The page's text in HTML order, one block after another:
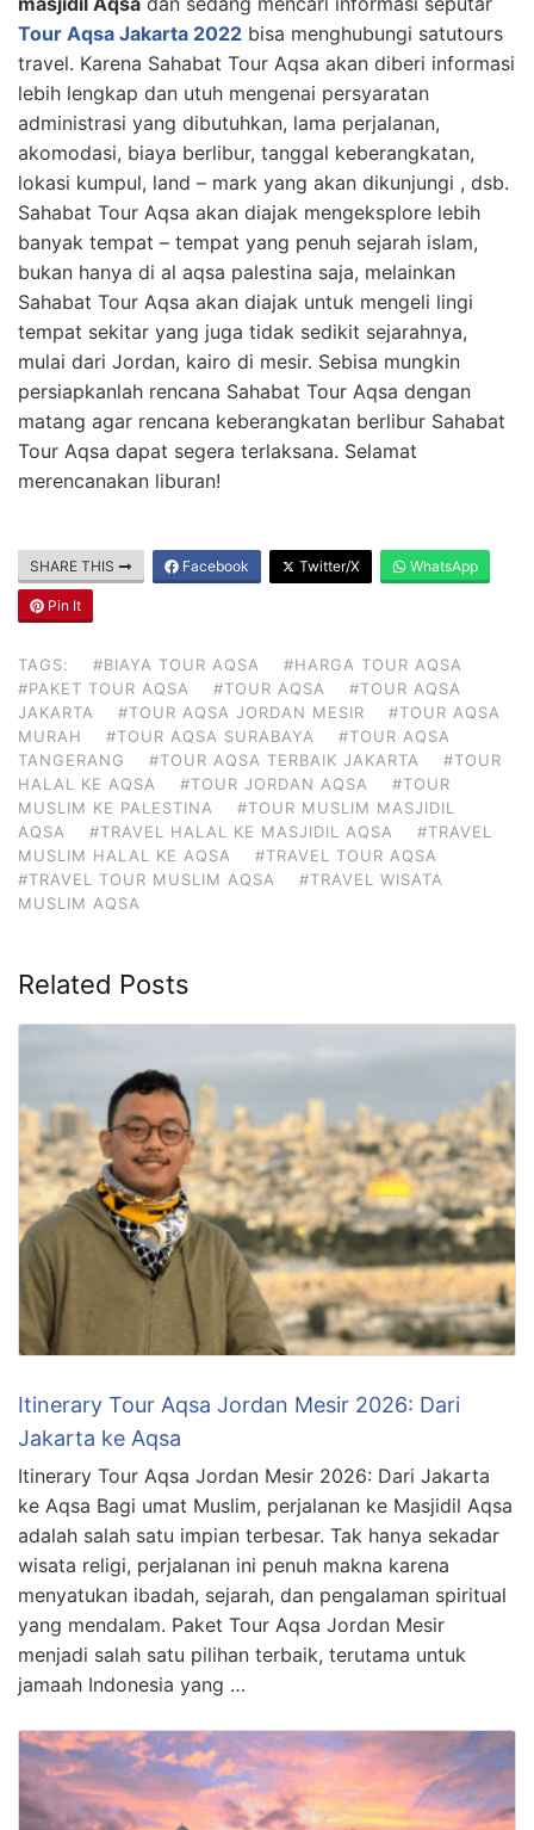
Tour Aqsa Jakarta 2022 bisa menghubungi satutours
travel. Karena Sahabat Tour Aqsa akan diberi informasi
lebih lengkap dan utuh mengenai persyaratan
administrasi yang dibutuhkan, lama perjalanan,
akomodasi, biaya berlibur, tanggal keberangkatan,
lokasi kumpul, land – mark yang akan dikunjungi , dsb.
Sahabat Tour Aqsa akan diajak mengeksplore lebih
banyak tempat – tempat yang penuh sejarah islam,
bukan hanya di al aqsa palestina saja, melainkan
Sahabat Tour Aqsa akan diajak untuk mengeli lingi
tempat sekitar yang juga tidak sedikit sejarahnya,
mulai dari Jordan, kairo di mesir. Sebisa mungkin
persiapkanlah rencana Sahabat Tour Aqsa dengan
matang agar rencana keberangkatan berlibur Sahabat
Tour Aqsa dapat segera terlaksana. Selamat
merencanakan liburan!
SHARE THIS Facebook Twitter/X WhatsApp
Pin It
TAGS: #BIAYA TOUR AQSA
#HARGA TOUR AQSA
#PAKET TOUR AQSA
#TOUR AQSA
#TOUR AQSA
JAKARTA
#TOUR AQSA JORDAN MESIR
#TOUR AQSA
MURAH
#TOUR AQSA SURABAYA
#TOUR AQSA
TANGERANG
#TOUR AQSA TERBAIK JAKARTA
#TOUR
HALAL KE AQSA
#TOUR JORDAN AQSA
#TOUR
MUSLIM KE PALESTINA
#TOUR MUSLIM MASJIDIL
AQSA
#TRAVEL HALAL KE MASJIDIL AQSA
#TRAVEL
MUSLIM HALAL KE AQSA
#TRAVEL TOUR AQSA
#TRAVEL TOUR MUSLIM AQSA
#TRAVEL WISATA
MUSLIM AQSA
Related Posts
Itinerary Tour Aqsa Jordan Mesir 2026: Dari
Jakarta ke Aqsa
Itinerary Tour Aqsa Jordan Mesir 2026: Dari Jakarta
ke Aqsa Bagi umat Muslim, perjalanan ke Masjidil Aqsa
adalah salah satu impian terbesar. Tak hanya sekadar
wisata religi, perjalanan ini penuh makna karena
menyatukan ibadah, sejarah, dan pengalaman spiritual
yang mendalam. Paket Tour Aqsa Jordan Mesir
menjadi salah satu pilihan terbaik, terutama untuk
jamaah Indonesia yang …